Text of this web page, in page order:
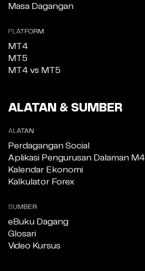
Masa Dagangan
PLATFORM
MT4
MT5
MT4 vs MT5
ALATAN & SUMBER
ALATAN
Perdagangan Social
Aplikasi Pengurusan Dalaman M4
Kalendar Ekonomi
Kalkulator Forex
SUMBER
eBuku Dagang
Glosari
Video Kursus